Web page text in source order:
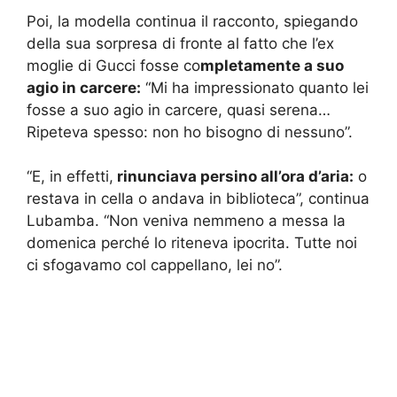
Poi, la modella continua il racconto, spiegando
della sua sorpresa di fronte al fatto che l’ex
moglie di Gucci fosse completamente a suo
agio in carcere: “Mi ha impressionato quanto lei
fosse a suo agio in carcere, quasi serena…
Ripeteva spesso: non ho bisogno di nessuno”.
“E, in effetti, rinunciava persino all’ora d’aria: o
restava in cella o andava in biblioteca”, continua
Lubamba. “Non veniva nemmeno a messa la
domenica perché lo riteneva ipocrita. Tutte noi
ci sfogavamo col cappellano, lei no”.